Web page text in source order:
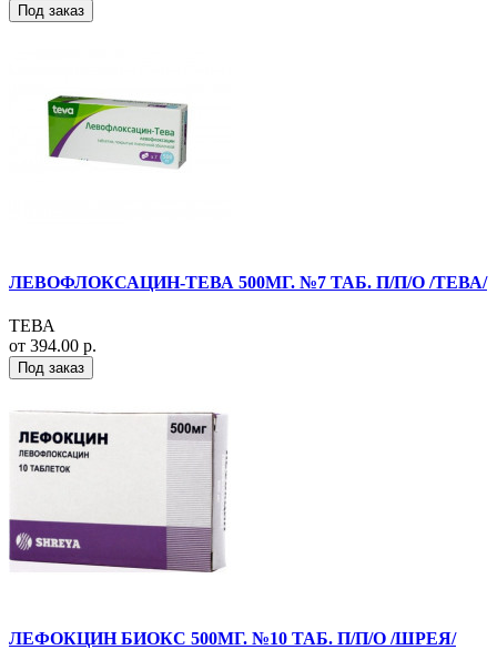
Под заказ
ЛЕВОФЛОКСАЦИН-ТЕВА 500МГ. №7 ТАБ. П/П/О /ТЕВА/
ТЕВА
от 394.00 р.
Под заказ
ЛЕФОКЦИН БИОКС 500МГ. №10 ТАБ. П/П/О /ШРЕЯ/